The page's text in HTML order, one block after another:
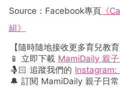
Source：Facebook專頁 《
組》
【隨時隨地接收更多育兒教育
📱 立即下載 MamiDaily 親
🤱🏻 追蹤我們的
🔔 訂閱 MamiDaily 親子日常